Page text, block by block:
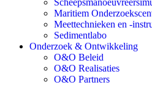
Maritiem
Meettechnieken en -
Sedimentlabo
Onderzoek & Ontwikkeling
O&O Beleid
O&O Realisaties
O&O Partners